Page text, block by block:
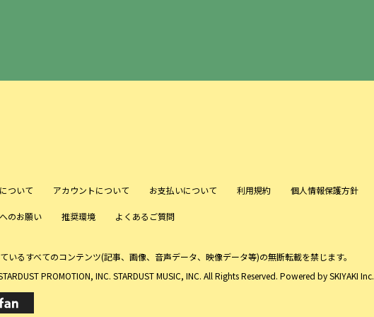
ついて アカウントについて お支払いについて 利用規約 個人情報保護方針
のお願い 推奨環境 よくあるご質問
いるすべてのコンテンツ(記事、画像、音声データ、映像データ等)の無断転載を禁じます。
PROMOTION, INC. STARDUST MUSIC, INC. All Rights Reserved. Powered bySKIYAKI Inc.